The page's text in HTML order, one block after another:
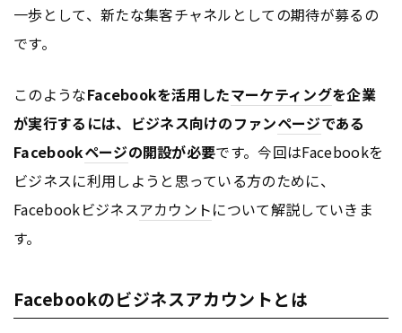
一歩として、新たな集客チャネルとしての期待が募るの
です。
このようなFacebookを活用したマーケティングを企業
が実行するには、ビジネス向けのファンページである
Facebookページの開設が必要です。今回はFacebookを
ビジネスに利用しようと思っている方のために、
Facebookビジネスアカウントについて解説していきま
す。
Facebookのビジネスアカウントとは